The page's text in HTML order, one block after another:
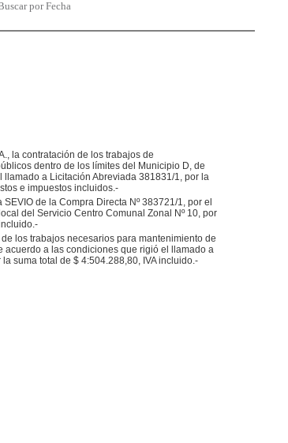
por Fecha
la contratación de los trabajos de
dentro de los límites del Municipio D, de
a Licitación Abreviada 381831/1, por la
e impuestos incluidos.-
de la Compra Directa Nº 383721/1, por el
del Servicio Centro Comunal Zonal Nº 10, por
los trabajos necesarios para mantenimiento de
acuerdo a las condiciones que rigió el llamado a
suma total de $ 4:504.288,80, IVA incluido.-